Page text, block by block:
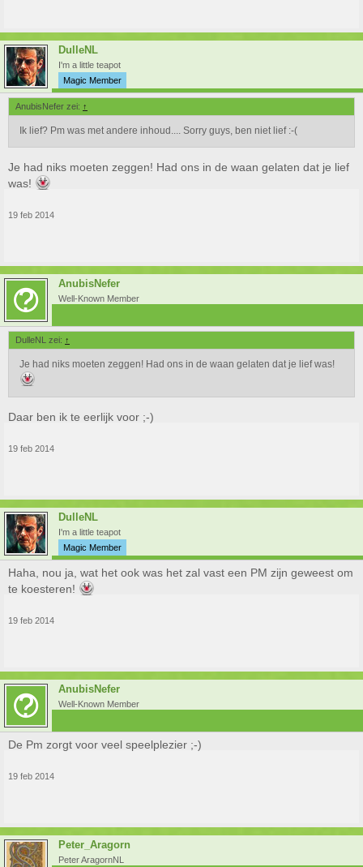
DulleNL
I'm a little teapot
Magic Member
AnubisNefer zei: ↑
Ik lief? Pm was met andere inhoud.... Sorry guys, ben niet lief :-(
Je had niks moeten zeggen! Had ons in de waan gelaten dat je lief
was!
19 feb 2014
AnubisNefer
Well-Known Member
DulleNL zei: ↑
Je had niks moeten zeggen! Had ons in de waan gelaten dat je lief was!
Daar ben ik te eerlijk voor ;-)
19 feb 2014
DulleNL
I'm a little teapot
Magic Member
Haha, nou ja, wat het ook was het zal vast een PM zijn geweest om
te koesteren!
19 feb 2014
AnubisNefer
Well-Known Member
De Pm zorgt voor veel speelplezier ;-)
19 feb 2014
Peter_Aragorn
Peter AragornNL